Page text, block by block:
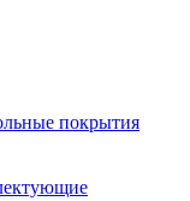
покрытия